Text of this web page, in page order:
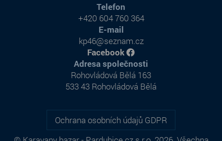
Ochrana osobních údajů GDPR
Adresa společnosti
Rohovládová Bělá 163
533 43 Rohovládová Bělá
Telefon
+420 604 760 364
E-mail
kp46@seznam.cz
Facebook